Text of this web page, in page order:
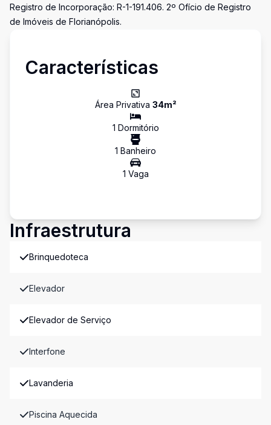
Registro de Incorporação: R-1-191.406. 2º Ofício de Registro
de Imóveis de Florianópolis.
Características
Área Privativa 34m²
1 Dormitório
1 Banheiro
1 Vaga
Infraestrutura
Brinquedoteca
Elevador
Elevador de Serviço
Interfone
Lavanderia
Piscina Aquecida